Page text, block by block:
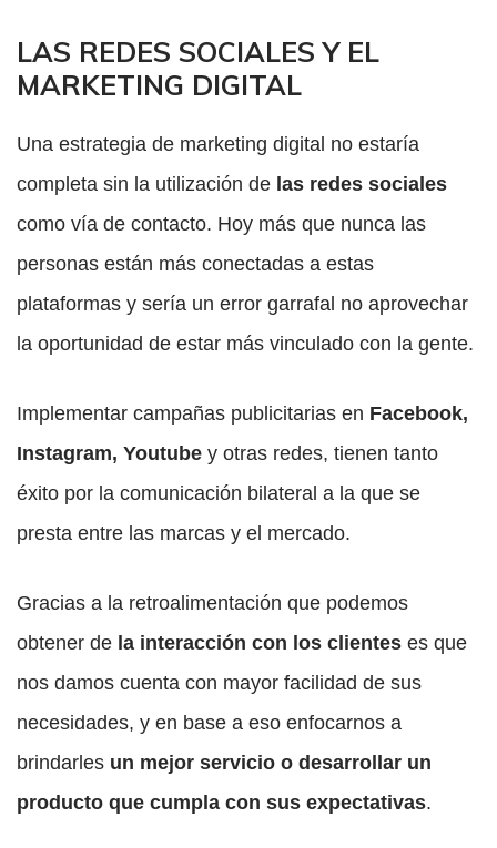
LAS REDES SOCIALES Y EL
MARKETING DIGITAL
Una estrategia de marketing digital no estaría
completa sin la utilización de las redes sociales
como vía de contacto. Hoy más que nunca las
personas están más conectadas a estas
plataformas y sería un error garrafal no aprovechar
la oportunidad de estar más vinculado con la gente.
Implementar campañas publicitarias en Facebook,
Instagram, Youtube y otras redes, tienen tanto
éxito por la comunicación bilateral a la que se
presta entre las marcas y el mercado.
Gracias a la retroalimentación que podemos
obtener de la interacción con los clientes es que
nos damos cuenta con mayor facilidad de sus
necesidades, y en base a eso enfocarnos a
brindarles un mejor servicio o desarrollar un
producto que cumpla con sus expectativas.